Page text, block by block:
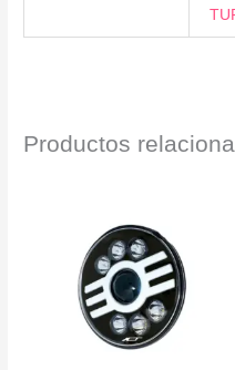
Productos